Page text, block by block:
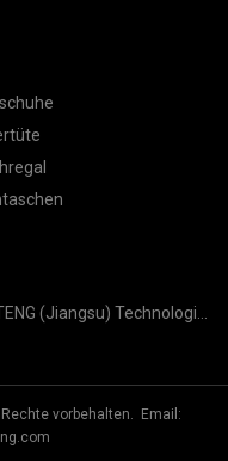
vorbehalten. Email: